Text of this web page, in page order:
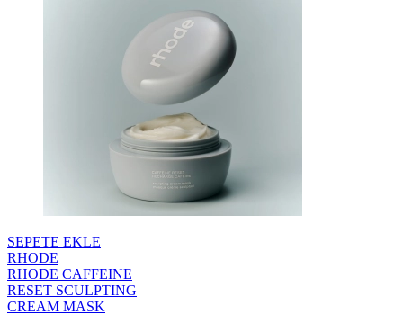
SEPETE EKLE
RHODE
RHODE CAFFEINE
RESET SCULPTING
CREAM MASK